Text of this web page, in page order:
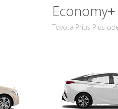
Economy+
Toyota Prius Plus